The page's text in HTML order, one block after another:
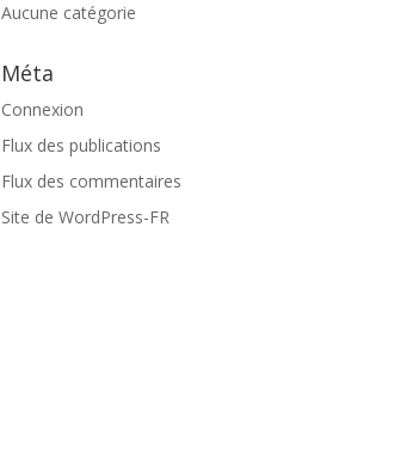
Aucune catégorie
Méta
Connexion
Flux des publications
Flux des commentaires
Site de WordPress-FR